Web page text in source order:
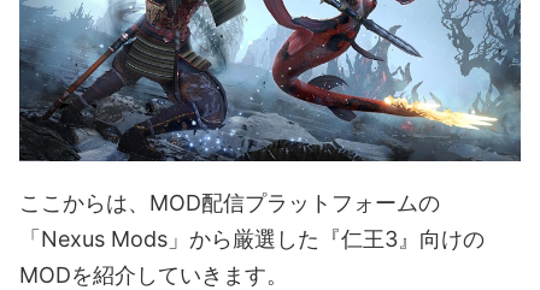
ここからは、MOD配信プラットフォームの
「Nexus Mods」から厳選した『仁王3』向けの
MODを紹介していきます。